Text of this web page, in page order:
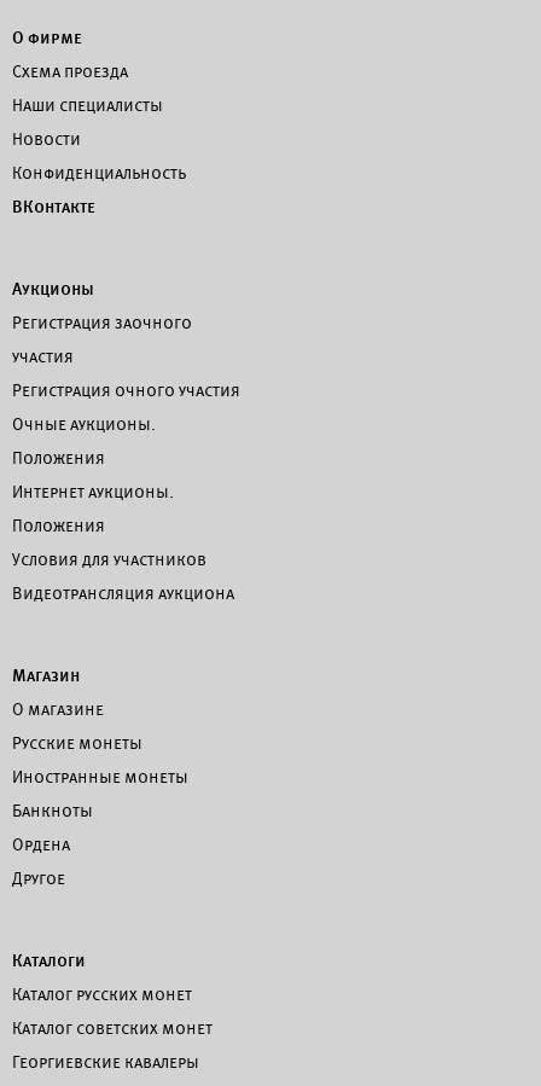
О фирме
Схема проезда
Наши специалисты
Новости
Конфиденциальность
ВКонтакте
Аукционы
Регистрация заочного
участия
Регистрация очного участия
Очные аукционы.
Положения
Интернет аукционы.
Положения
Условия для участников
Видеотрансляция аукциона
Магазин
О магазине
Русские монеты
Иностранные монеты
Банкноты
Ордена
Другое
Каталоги
Каталог русских монет
Каталог советских монет
Георгиевские кавалеры